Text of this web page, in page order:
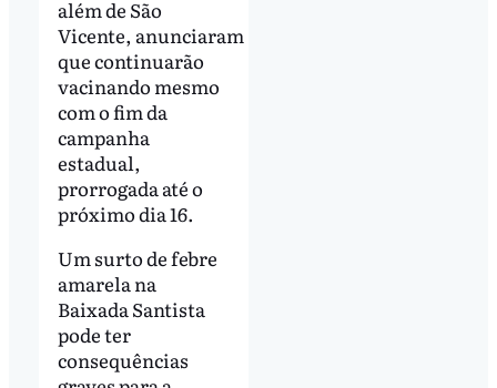
além de São
Vicente, anunciaram
que continuarão
vacinando mesmo
com o fim da
campanha
estadual,
prorrogada até o
próximo dia 16.
Um surto de febre
amarela na
Baixada Santista
pode ter
consequências